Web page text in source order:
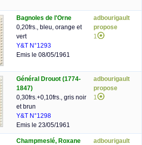
Bagnoles de l'Orne
0,20frs., bleu, orange et
vert
Y&T N°1293
Emis le 08/05/1961
adbourigault
propose
1
Général Drouot (1774-
1847)
0,30frs.+0,10frs., gris noir
et brun
Y&T N°1298
Emis le 23/05/1961
adbourigault
propose
1
Champmeslé, Roxane
adbourigault